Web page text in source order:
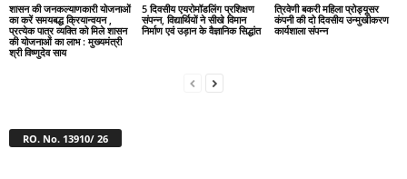
शासन की जनकल्याणकारी योजनाओं
का करें समयबद्ध क्रियान्वयन ,
प्रत्येक पात्र व्यक्ति को मिले शासन
की योजनाओं का लाभ : मुख्यमंत्री
श्री विष्णुदेव साय
5 दिवसीय एयरोमॉडलिंग प्रशिक्षण
संपन्न, विद्यार्थियों ने सीखे विमान
निर्माण एवं उड़ान के वैज्ञानिक सिद्धांत
त्रिवेणी बकरी महिला प्रोड्यूसर
कंपनी की दो दिवसीय उन्मुखीकरण
कार्यशाला संपन्न
RO. No. 13910/ 26